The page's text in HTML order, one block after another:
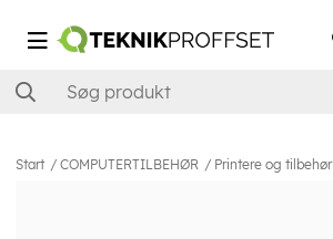
Start COMPUTERTILBEHØR Printere og tilbehør